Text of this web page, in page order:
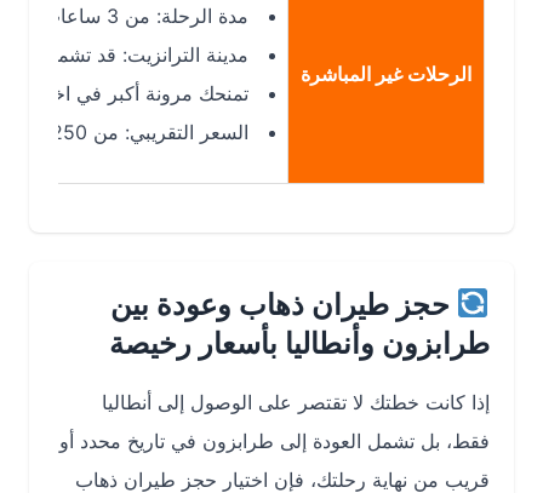
الرحلات غير المباشرة
مدة الرحلة: من 3 ساعات و30 دقيقة إلى 7 ساعات تقريبًا حسب مدة التوقف.
مدينة الترانزيت: قد تشمل توقفًا في
تمنحك مرونة أكبر في اختيار وقت
السعر التقريبي: من 250 إلى 750 ريال، وقد تكون أقل تكلفة عند الحجز المبكر.
حجز طيران ذهاب وعودة بين
طرابزون وأنطاليا بأسعار رخيصة
إذا كانت خطتك لا تقتصر على الوصول إلى أنطاليا
فقط، بل تشمل العودة إلى طرابزون في تاريخ محدد أو
قريب من نهاية رحلتك، فإن اختيار حجز طيران ذهاب